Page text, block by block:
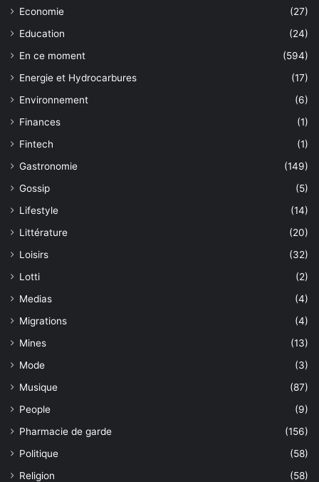
Economie
(27)
Education
(24)
En ce moment
(594)
Energie et Hydrocarbures
(17)
Environnement
(6)
Finances
(1)
Fintech
(1)
Gastronomie
(149)
Gossip
(5)
Lifestyle
(14)
Littérature
(20)
Loisirs
(32)
Lotti
(2)
Medias
(4)
Migrations
(4)
Mines
(13)
Mode
(3)
Musique
(87)
People
(9)
Pharmacie de garde
(156)
Politique
(58)
Religion
(58)